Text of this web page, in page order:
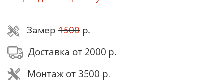
Замер 1500 р.
Доставка от 2000 р.
Монтаж от 3500 р.